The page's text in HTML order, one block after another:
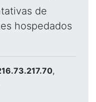
de
hospedados
,